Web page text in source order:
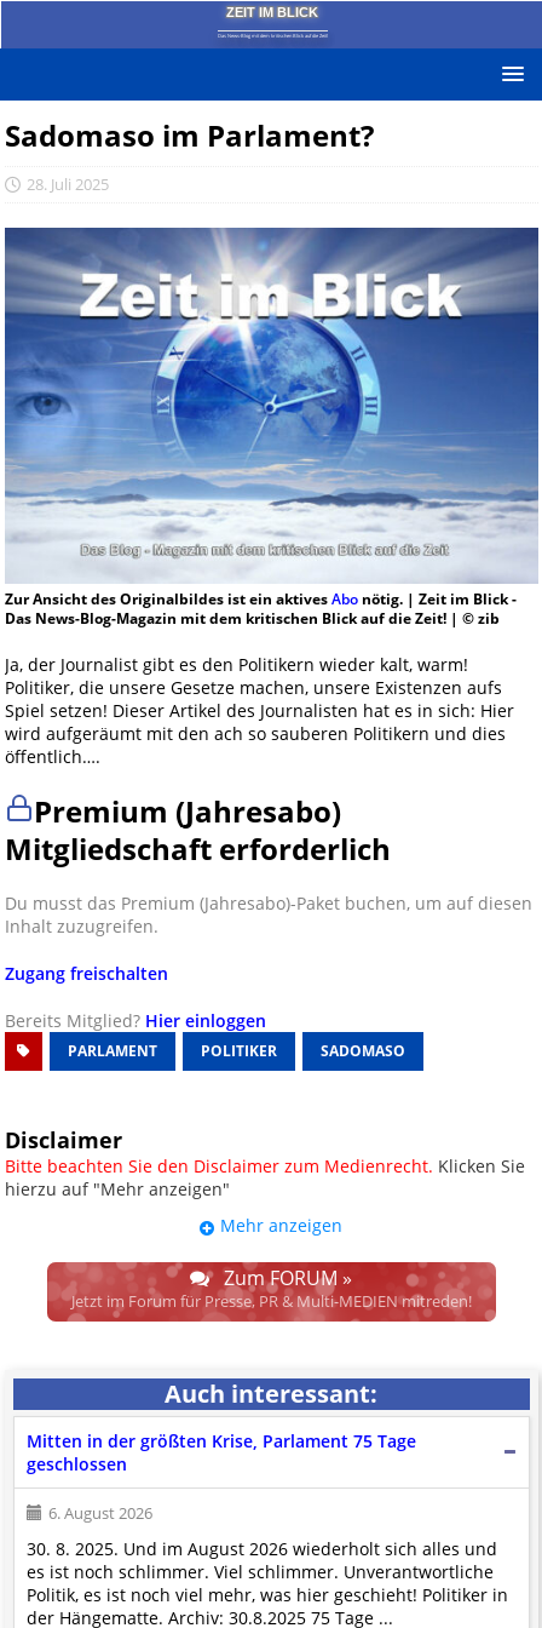
ZEIT IM BLICK
Das News-Blog mit dem kritischen Blick auf die Zeit!
Sadomaso im Parlament?
28. Juli 2025
Zur Ansicht des Originalbildes ist ein aktivesAbonötig. | Zeit im Blick -
Das News-Blog-Magazin mit dem kritischen Blick auf die Zeit! | © zib
Ja, der Journalist gibt es den Politikern wieder kalt, warm!
Politiker, die unsere Gesetze machen, unsere Existenzen aufs
Spiel setzen! Dieser Artikel des Journalisten hat es in sich: Hier
wird aufgeräumt mit den ach so sauberen Politikern und dies
öffentlich….
Premium (Jahresabo)
Mitgliedschaft erforderlich
Du musst das Premium (Jahresabo)-Paket buchen, um auf diesen
Inhalt zuzugreifen.
Zugang freischalten
Bereits Mitglied? Hier einloggen
PARLAMENT POLITIKER SADOMASO
Disclaimer
Bitte beachten Sie den Disclaimer zum Medienrecht. Klicken Sie
hierzu auf "Mehr anzeigen"
UPDATE: § 17 ECG seit 16.02.2024
weggefallen.
Wir lassen den Disclaimertext dennoch so stehen, bis sich die
Justiz im klaren ist, wodurch dieser und etliche weitere, damit
Spielraum für das sog. "Richterrecht", welches alleine aufgrund
schwammiger Gesetze gewisse Parteien bevorzugen kann.
Wir verweisen hiermit auf den
Ausschluss der Verantwortlichkeit bei
Links
genannte Überprüfung etwaiger Rechtswidrigkeit im verlinkten Inhalt
nicht immer gewährleisten können.
Die Betreiber und die Autoren dieser Website sind weder Juristen, noch
beschäftigen sie solche, dürfen und können daherkeine
Rechtsgutachten über externen Contenterstellen.
Der Pflicht gem. Abs. 2, § 17 ECG kommen wir erst nach Einlangen
Mehr anzeigen
Zum FORUM »
Jetzt im Forum für Presse, PR & Multi-MEDIEN mitreden!
Auch interessant:
Mitten in der größten Krise, Parlament 75 Tage
geschlossen
6. August 2026
30. 8. 2025. Und im August 2026 wiederholt sich alles und
es ist noch schlimmer. Viel schlimmer. Unverantwortliche
Politik, es ist noch viel mehr, was hier geschieht! Politiker in
der Hängematte. Archiv: 30.8.2025 75 Tage ...